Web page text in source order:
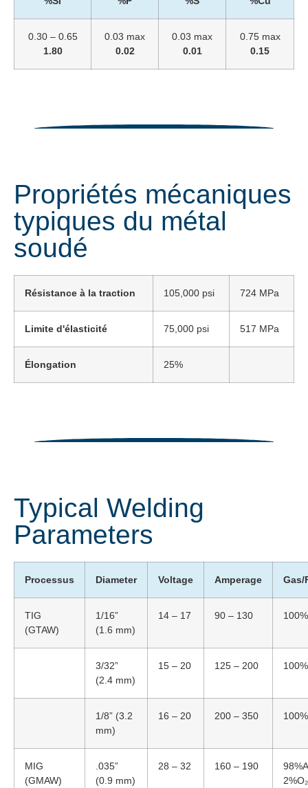
0.30 – 0.65
1.80
0.03 max
0.02
0.03 max
0.01
0.75 max
0.15
Propriétés mécaniques
typiques du métal
soudé
Résistance à la traction 105,000 psi 724 MPa
Limite d'élasticité 75,000 psi 517 MPa
Élongation 25%
Typical Welding
Parameters
Processus Diameter Voltage Amperage Gas/
TIG
(GTAW)
1/16”
(1.6 mm)
14 – 17 90 – 130
3/32”
(2.4 mm)
15 – 20 125 – 200
1/8” (3.2
mm)
16 – 20 200 – 350
MIG
(GMAW)
.035”
(0.9 mm)
28 – 32 160 – 190
2%O₂